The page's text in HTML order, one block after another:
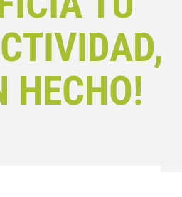
HECHO!